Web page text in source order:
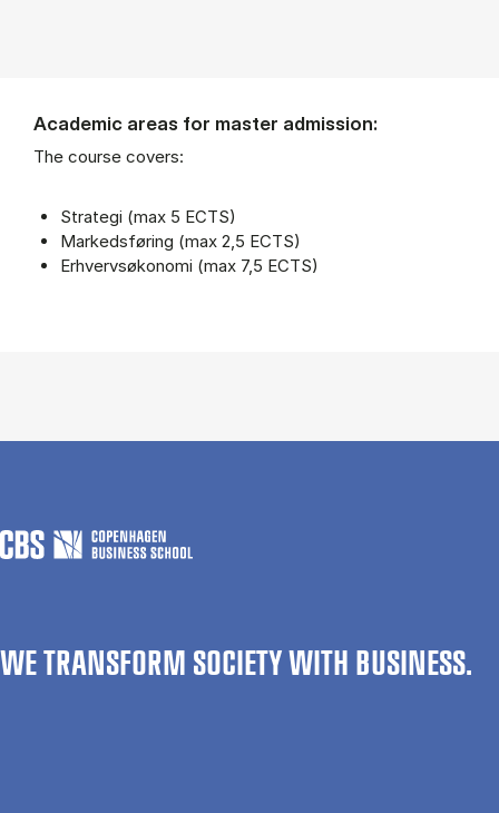
Academic areas for master admission:
The course covers:
Strategi (max 5 ECTS)
Markedsføring (max 2,5 ECTS)
Erhvervsøkonomi (max 7,5 ECTS)
WE TRANSFORM SOCIETY WITH BUSINESS.